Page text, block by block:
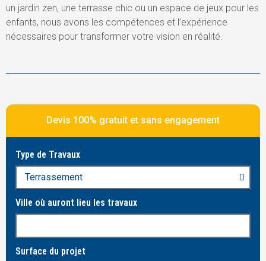
un jardin zen, une terrasse chic ou un espace de jeux pour les
enfants, nous avons les compétences et l’expérience
nécessaires pour transformer votre vision en réalité.
Devis 100% gratuit et sans engagement
Type de Travaux
Ville où auront lieu les travaux
Surface du projet